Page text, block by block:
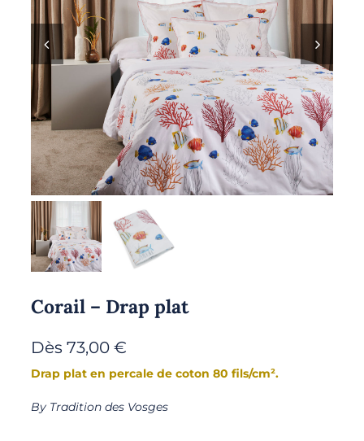
Corail – Drap plat
Dès 73,00 €
Drap plat en percale de coton 80 fils/cm².
By Tradition des Vosges